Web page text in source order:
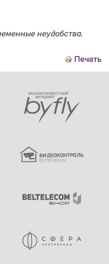
неудобства.
Печать